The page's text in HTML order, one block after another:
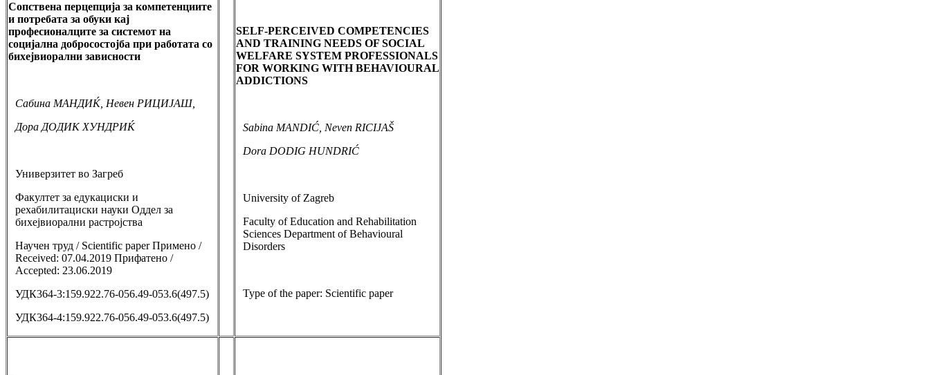
Сопствена перцепција за компетенциите
и потребата за обуки кај
професионалците за системот на
социјална добросостојба при работата со
бихејвиорални зависности
Сабина МАНДИЌ, Невен РИЦИЈАШ,
Дора ДОДИК ХУНДРИЌ
Универзитет во Загреб
Факултет за едукациски и
рехабилитациски науки Оддел за
бихејвиорални растројства
Научен труд / Scientific paper Примено /
Received: 07.04.2019 Прифатено /
Accepted: 23.06.2019
УДК364-3:159.922.76-056.49-053.6(497.5)
УДК364-4:159.922.76-056.49-053.6(497.5)
SELF-PERCEIVED COMPETENCIES
AND TRAINING NEEDS OF SOCIAL
WELFARE SYSTEM PROFESSIONALS
FOR WORKING WITH BEHAVIOURAL
ADDICTIONS
Sabina MANDIĆ, Neven RICIJAŠ
Dora DODIG HUNDRIĆ
University of Zagreb
Faculty of Education and Rehabilitation
Sciences Department of Behavioural
Disorders
Type of the paper: Scientific paper